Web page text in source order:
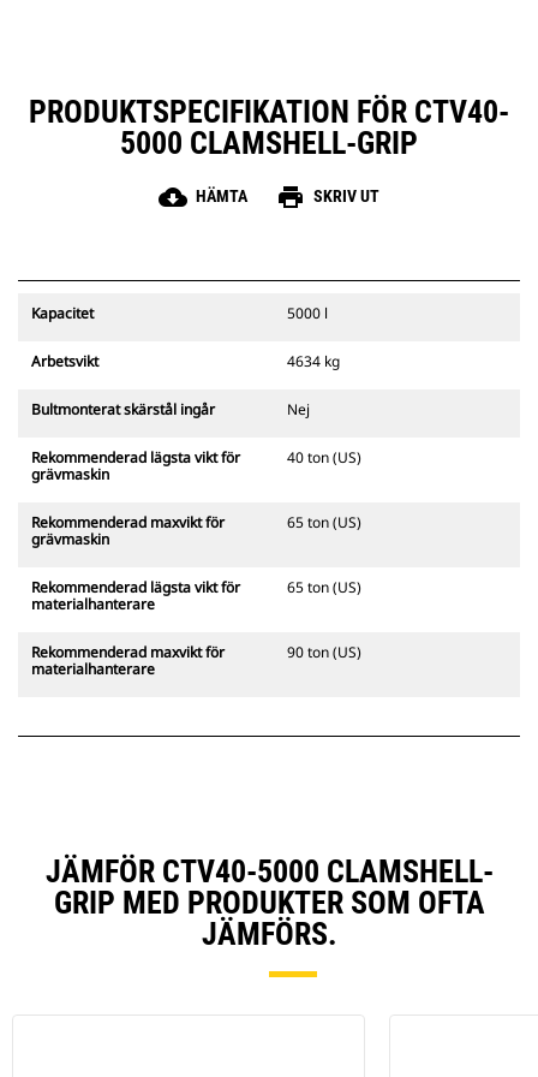
PRODUKTSPECIFIKATION FÖR CTV40-
5000 CLAMSHELL-GRIP
cloud_download HÄMTA print SKRIV UT
Kapacitet 5000 l
Arbetsvikt 4634 kg
Bultmonterat skärstål ingår Nej
Rekommenderad lägsta vikt för
grävmaskin
40 ton (US)
Rekommenderad maxvikt för
grävmaskin
65 ton (US)
Rekommenderad lägsta vikt för
materialhanterare
65 ton (US)
Rekommenderad maxvikt för
materialhanterare
90 ton (US)
JÄMFÖR CTV40-5000 CLAMSHELL-
GRIP MED PRODUKTER SOM OFTA
JÄMFÖRS.